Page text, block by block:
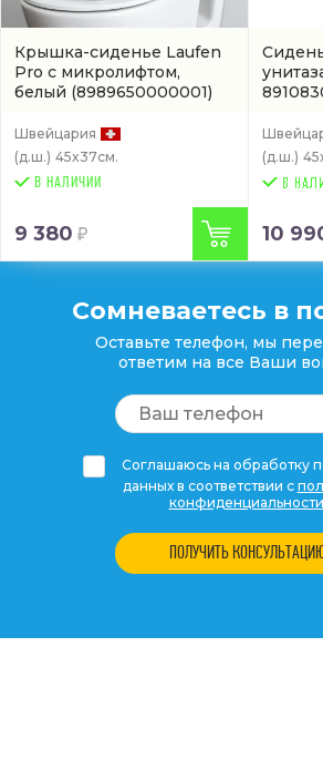
Крышка-сиденье Laufen
Pro с микролифтом,
белый (8989650000001)
Швейцария
(д.ш.) 45x37см.
В НАЛИЧИИ
9 380
(д.ш.)
10
Сомневаетесь в
Оставьте телефон, мы
ответим на все Ваши
Соглашаюсь на обработку
данных в соответствии с
конфиденциальности
ПОЛУЧИТЬ